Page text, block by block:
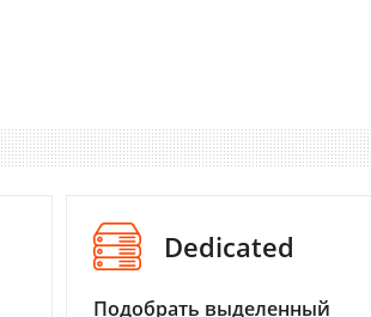
Dedicated
Подобрать выделенный